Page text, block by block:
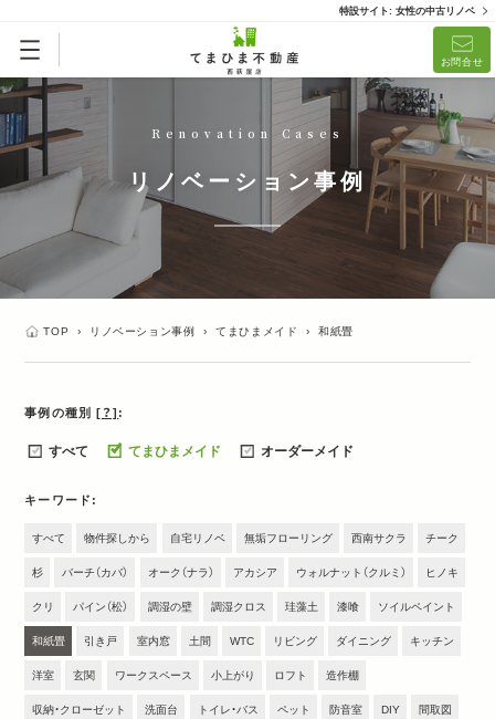
特設サイト: 女性の中古リノベ
お問合せ
Renovation Cases
リノベーション事例
TOP › リノベーション事例 › てまひまメイド › 和紙畳
事例の種別 [？]
すべて てまひまメイド オーダーメイド
キーワード
すべて 物件探しから 自宅リノベ 無垢フローリング 西南サクラ チーク
杉 バーチ（カバ） オーク（ナラ） アカシア ウォルナット（クルミ） ヒノキ
クリ パイン（松） 調湿の壁 調湿クロス 珪藻土 漆喰 ソイルペイント
和紙畳 引き戸 室内窓 土間 WTC リビング ダイニング キッチン
洋室 玄関 ワークスペース 小上がり ロフト 造作棚
収納・クローゼット 洗面台 トイレ・バス ペット 防音室 DIY 間取図